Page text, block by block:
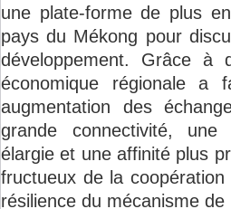
une plate-forme de plus
pays du Mékong pour
développement. Grâce à
économique régionale a
augmentation des
grande connectivité, une
élargie et une affinité plus
fructueux de la
résilience du mécanisme de